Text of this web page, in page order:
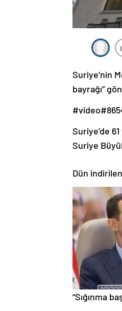
Suriye’nin
bayrağı”
Suriye’de
Suriye
Dün
“Sığınma